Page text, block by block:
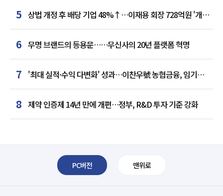
5 상법 개정 후 배당 기업 48%↑…이재용 회장 728억원 '개인
최다'
6 무명 브랜드의 등용문……무신사의 20년 플랫폼 혁명
7 '최대 실적·수익 다변화' 성과…이찬우號 농협금융, 임기
말년 성장 박차
8 제약 인증제 14년 만에 개편…정부, R&D 투자 기준 강화
PC버전 맨위로